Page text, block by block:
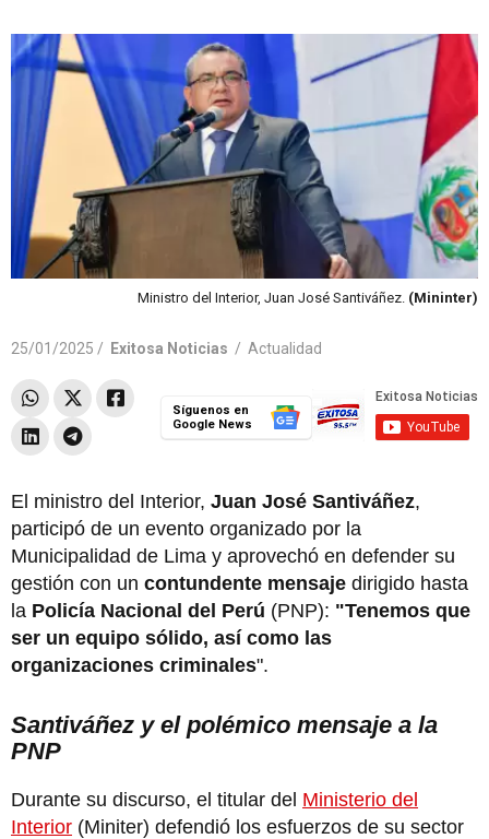
Ministro del Interior, Juan José Santiváñez. (Mininter)
25/01/2025 / Exitosa Noticias / Actualidad
Síguenos en
Google News
El ministro del Interior, Juan José Santiváñez,
participó de un evento organizado por la
Municipalidad de Lima y aprovechó en defender su
gestión con un contundente mensaje dirigido hasta
la Policía Nacional del Perú (PNP): "Tenemos que
ser un equipo sólido, así como las
organizaciones criminales".
Santiváñez y el polémico mensaje a la
PNP
Durante su discurso, el titular del Ministerio del
Interior (Miniter) defendió los esfuerzos de su sector